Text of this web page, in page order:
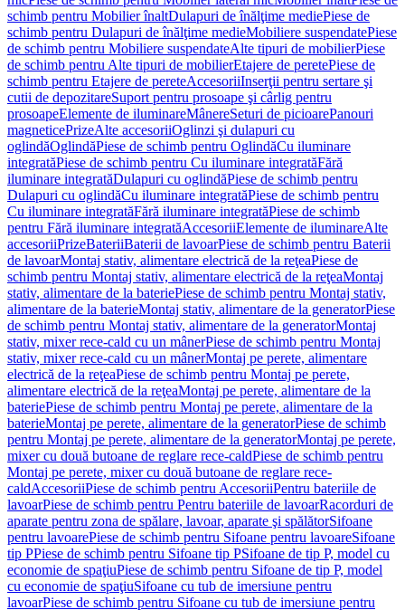
schimb pentru Mobilier înaltDulapuri de înălţime mediePiese de
schimb pentru Dulapuri de înălţime medieMobiliere suspendatePiese
de schimb pentru Mobiliere suspendateAlte tipuri de mobilierPiese
de schimb pentru Alte tipuri de mobilierEtajere de peretePiese de
schimb pentru Etajere de pereteAccesoriiInserţii pentru sertare şi
cutii de depozitareSuport pentru prosoape şi cârlig pentru
prosoapeElemente de iluminareMânereSeturi de picioarePanouri
magneticePrizeAlte accesoriiOglinzi şi dulapuri cu
oglindăOglindăPiese de schimb pentru OglindăCu iluminare
integratăPiese de schimb pentru Cu iluminare integratăFără
iluminare integratăDulapuri cu oglindăPiese de schimb pentru
Dulapuri cu oglindăCu iluminare integratăPiese de schimb pentru
Cu iluminare integratăFără iluminare integratăPiese de schimb
pentru Fără iluminare integratăAccesoriiElemente de iluminareAlte
accesoriiPrizeBateriiBaterii de lavoarPiese de schimb pentru Baterii
de lavoarMontaj stativ, alimentare electrică de la reţeaPiese de
schimb pentru Montaj stativ, alimentare electrică de la reţeaMontaj
stativ, alimentare de la bateriePiese de schimb pentru Montaj stativ,
alimentare de la baterieMontaj stativ, alimentare de la generatorPiese
de schimb pentru Montaj stativ, alimentare de la generatorMontaj
stativ, mixer rece-cald cu un mânerPiese de schimb pentru Montaj
stativ, mixer rece-cald cu un mânerMontaj pe perete, alimentare
electrică de la reţeaPiese de schimb pentru Montaj pe perete,
alimentare electrică de la reţeaMontaj pe perete, alimentare de la
bateriePiese de schimb pentru Montaj pe perete, alimentare de la
baterieMontaj pe perete, alimentare de la generatorPiese de schimb
pentru Montaj pe perete, alimentare de la generatorMontaj pe perete,
mixer cu două butoane de reglare rece-caldPiese de schimb pentru
Montaj pe perete, mixer cu două butoane de reglare rece-
caldAccesoriiPiese de schimb pentru AccesoriiPentru bateriile de
lavoarPiese de schimb pentru Pentru bateriile de lavoarRacorduri de
aparate pentru zona de spălare, lavoar, aparate şi spălătorSifoane
pentru lavoarePiese de schimb pentru Sifoane pentru lavoareSifoane
tip PPiese de schimb pentru Sifoane tip PSifoane de tip P, model cu
economie de spaţiuPiese de schimb pentru Sifoane de tip P, model
cu economie de spaţiuSifoane cu tub de imersiune pentru
lavoarPiese de schimb pentru Sifoane cu tub de imersiune pentru